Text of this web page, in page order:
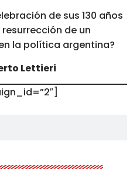
de sus 130 años
de un
la política argentina?
Lettieri